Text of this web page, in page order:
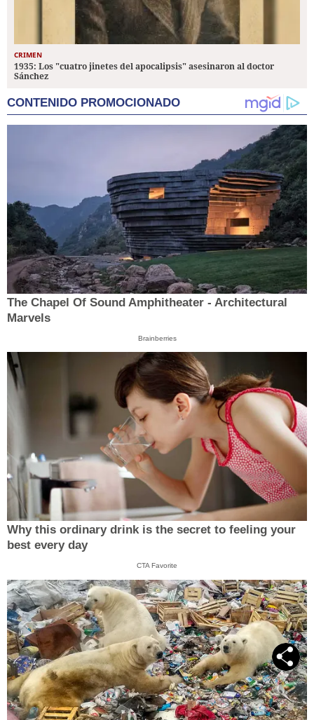
CRIMEN
1935: Los "cuatro jinetes del apocalipsis" asesinaron al doctor
Sánchez
CONTENIDO PROMOCIONADO
The Chapel Of Sound Amphitheater - Architectural
Marvels
Brainberries
Why this ordinary drink is the secret to feeling your
best every day
CTA Favorite